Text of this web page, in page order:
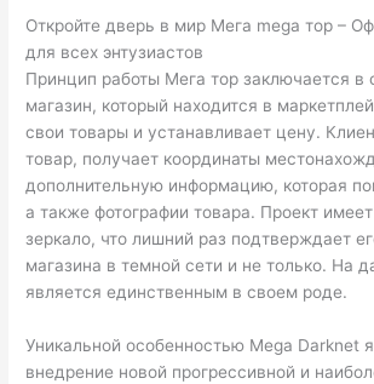
Откройте дверь в мир Мега mega тор –
для всех энтузиастов
Принцип работы Мега тор заключается
магазин, который находится в
свои товары и устанавливает цену.
товар, получает координаты
дополнительную информацию, которая
а также фотографии товара. Проект
зеркало, что лишний раз подтверждает
магазина в темной сети и не только. На
является единственным в своем роде.
Уникальной особенностью Mega Darknet
внедрение новой прогрессивной и